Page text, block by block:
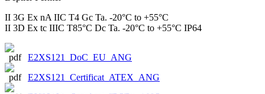
II 3G Ex nA IIC T4 Gc Ta. -20°C to +55°C
II 3D Ex tc IIIC T85°C Dc Ta. -20°C to +55°C IP64
E2XS121_DoC_EU_ANG
E2XS121_Certificat_ATEX_ANG